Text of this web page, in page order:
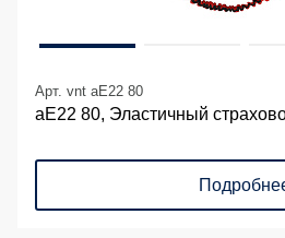
Арт. vnt aE22 80
аЕ22 80, Эластичный